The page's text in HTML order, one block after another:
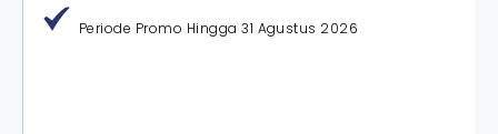
Periode Promo Hingga 31 Agustus 2026